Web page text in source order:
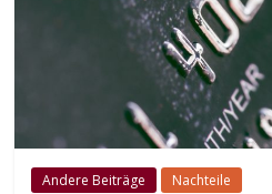
Andere Beiträge Nachteile